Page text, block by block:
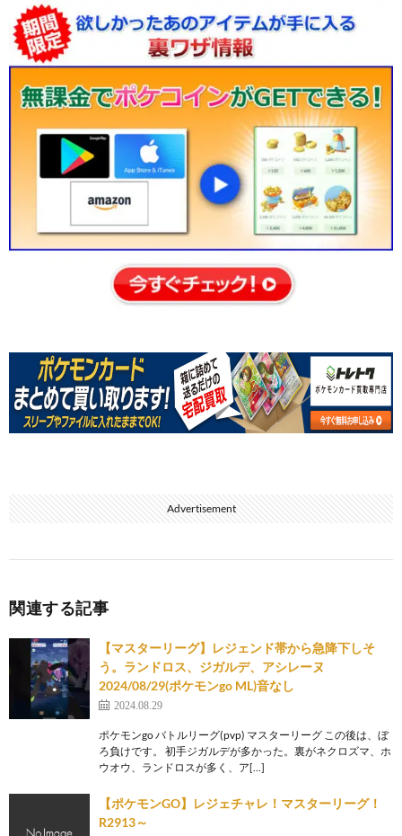
Advertisement
関連する記事
【マスターリーグ】レジェンド帯から急降下しそ
う。ランドロス、ジガルデ、アシレーヌ
2024/08/29(ポケモンgo ML)音なし
2024.08.29
ポケモンgo バトルリーグ(pvp) マスターリーグ この後は、ぼ
ろ負けです。 初手ジガルデが多かった。裏がネクロズマ、ホ
ウオウ、ランドロスが多く、ア[…]
【ポケモンGO】レジェチャレ！マスターリーグ！
R2913～